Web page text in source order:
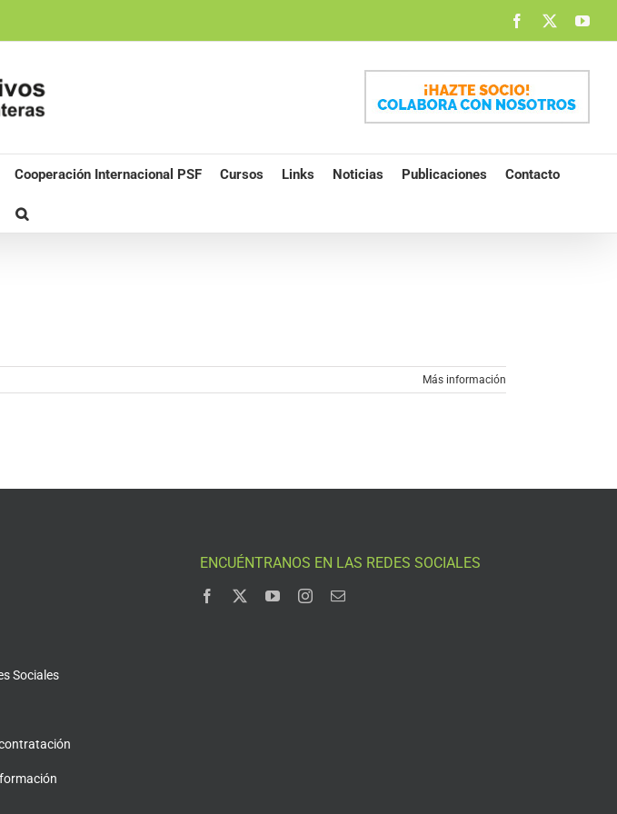
Facebook
Cooperación Internacional PSF Cursos Links Noticias Publicaciones Contacto
Más información
Sociales
ENCUÉNTRANOS EN LAS REDES SOCIALES